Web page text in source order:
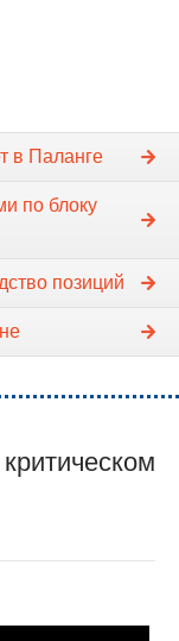
в Паланге
по блоку
позиций